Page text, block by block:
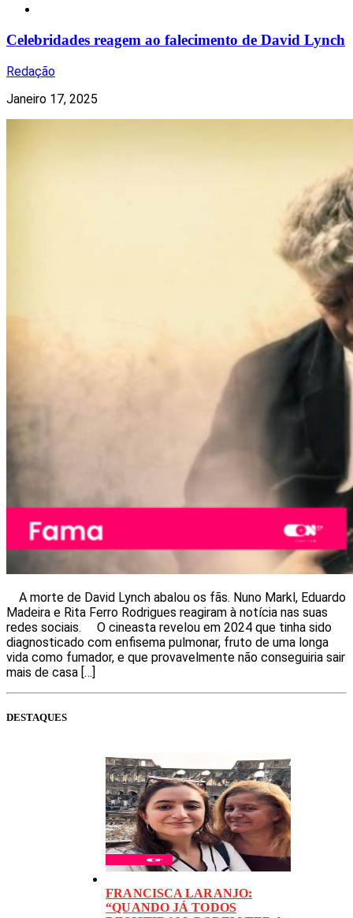
Celebridades reagem ao falecimento de David Lynch
Redação
Janeiro 17, 2025
A morte de David Lynch abalou os fãs. Nuno Markl, Eduardo
Madeira e Rita Ferro Rodrigues reagiram à notícia nas suas
redes sociais. O cineasta revelou em 2024 que tinha sido
diagnosticado com enfisema pulmonar, fruto de uma longa
vida como fumador, e que provavelmente não conseguiria sair
mais de casa […]
DESTAQUES
FRANCISCA LARANJO:
“QUANDO JÁ TODOS